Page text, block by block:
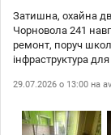
Затишна, охайна
Чорновола 241
ремонт, поруч
інфраструктура
29.07.2026 о 13:00 на